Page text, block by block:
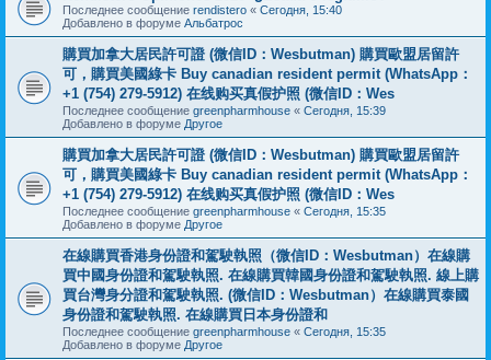
Последнее сообщение rendistero « Сегодня, 15:40
Добавлено в форуме Альбатрос
購買加拿大居民許可證 (微信ID：Wesbutman) 購買歐盟居留許
可，購買美國綠卡 Buy canadian resident permit (WhatsApp：
+1 (754) 279-5912) 在线购买真假护照 (微信ID：Wes
Последнее сообщение greenpharmhouse « Сегодня, 15:39
Добавлено в форуме Другое
購買加拿大居民許可證 (微信ID：Wesbutman) 購買歐盟居留許
可，購買美國綠卡 Buy canadian resident permit (WhatsApp：
+1 (754) 279-5912) 在线购买真假护照 (微信ID：Wes
Последнее сообщение greenpharmhouse « Сегодня, 15:35
Добавлено в форуме Другое
在線購買香港身份證和駕駛執照（微信ID：Wesbutman）在線購
買中國身份證和駕駛執照. 在線購買韓國身份證和駕駛執照. 線上購
買台灣身分證和駕駛執照. (微信ID：Wesbutman）在線購買泰國
身份證和駕駛執照. 在線購買日本身份證和
Последнее сообщение greenpharmhouse « Сегодня, 15:35
Добавлено в форуме Другое